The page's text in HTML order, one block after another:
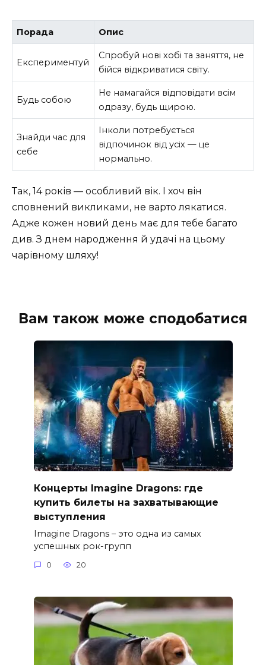
Порада Опис
Експериментуй
Спробуй нові хобі та заняття, не
бійся відкриватися світу.
Будь собою
Не намагайся відповідати всім
одразу, будь щирою.
Знайди час для
себе
Інколи потребується
відпочинок від усіх — це
нормально.
Так, 14 років — особливий вік. І хоч він
сповнений викликами, не варто лякатися.
Адже кожен новий день має для тебе багато
див. З днем народження й удачі на цьому
чарівному шляху!
Вам також може сподобатися
Концерты Imagine Dragons: где
купить билеты на захватывающие
выступления
Imagine Dragons – это одна из самых
успешных рок-групп
0 20